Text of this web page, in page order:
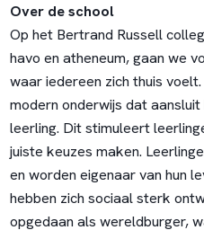
Over de school
Op het Bertrand Russell
havo en atheneum, gaan we
waar iedereen zich thuis
modern onderwijs dat
leerling. Dit stimuleert
juiste keuzes maken.
en worden eigenaar van hun
hebben zich sociaal sterk
opgedaan als wereldburger,